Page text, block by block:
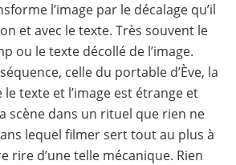
l’image par le décalage qu’il
et avec le texte. Très souvent le
ou le texte décollé de l’image.
celle du portable d’Ève, la
texte et l’image est étrange et
scène dans un rituel que rien ne
lequel filmer sert tout au plus à
rire d’une telle mécanique. Rien